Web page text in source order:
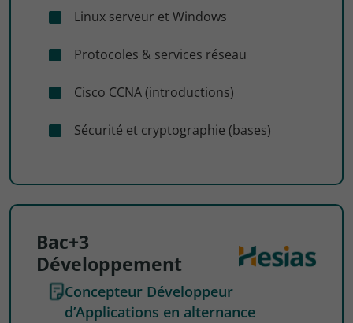
Linux serveur et Windows
Protocoles & services réseau
Cisco CCNA (introductions)
Sécurité et cryptographie (bases)
Bac+3
Développement
Concepteur Développeur
d’Applications en alternance